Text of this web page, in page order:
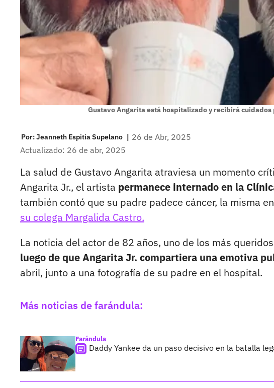
Gustavo Angarita está hospitalizado y recibirá
Por:Jeanneth Espitia Supelano | 26 de Abr, 2025
Actualizado: 26 de abr, 2025
La salud de Gustavo Angarita atraviesa un momento
Angarita Jr., el artista permanece internado en la
también contó que su padre padece cáncer, la misma
su colega Margalida Castro.
La noticia del actor de 82 años, uno de los más
luego de que Angarita Jr. compartiera una emotiva
abril, junto a una fotografía de su padre en el hospital.
Más noticias de farándula:
Farándula
Daddy Yankee da un paso decisivo en la batalla